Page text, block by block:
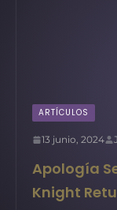
ARTÍCULOS
13 junio, 2024
Apología
Knight